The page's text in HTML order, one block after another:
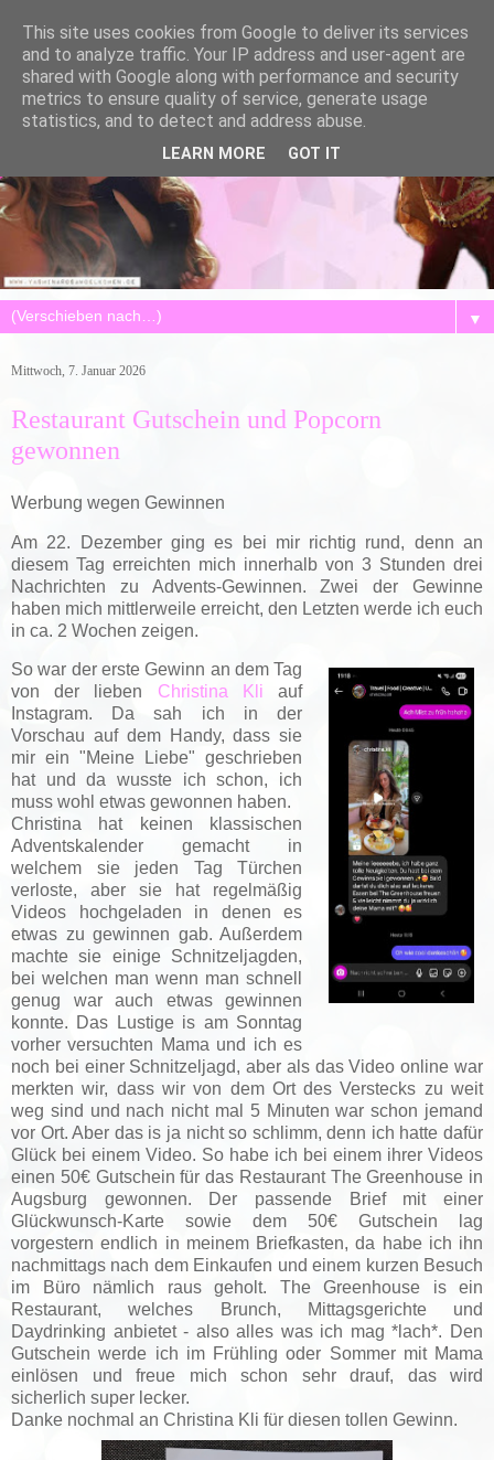
▼
Mittwoch, 7. Januar 2026
Restaurant Gutschein und Popcorn
gewonnen
Werbung wegen Gewinnen
Am 22. Dezember ging es bei mir richtig rund, denn an
diesem Tag erreichten mich innerhalb von 3 Stunden drei
Nachrichten zu Advents-Gewinnen. Zwei der Gewinne
haben mich mittlerweile erreicht, den Letzten werde ich euch
in ca. 2 Wochen zeigen.
So war der erste Gewinn an dem Tag
von der lieben Christina Kli auf
Instagram. Da sah ich in der
Vorschau auf dem Handy, dass sie
mir ein "Meine Liebe" geschrieben
hat und da wusste ich schon, ich
muss wohl etwas gewonnen haben.
Christina hat keinen klassischen
Adventskalender gemacht in
welchem sie jeden Tag Türchen
verloste, aber sie hat regelmäßig
Videos hochgeladen in denen es
etwas zu gewinnen gab. Außerdem
machte sie einige Schnitzeljagden,
bei welchen man wenn man schnell
genug war auch etwas gewinnen
konnte. Das Lustige is am Sonntag
vorher versuchten Mama und ich es
noch bei einer Schnitzeljagd, aber als das Video online war
merkten wir, dass wir von dem Ort des Verstecks zu weit
weg sind und nach nicht mal 5 Minuten war schon jemand
vor Ort. Aber das is ja nicht so schlimm, denn ich hatte dafür
Glück bei einem Video. So habe ich bei einem ihrer Videos
einen 50€ Gutschein für das Restaurant The Greenhouse in
Augsburg gewonnen. Der passende Brief mit einer
Glückwunsch-Karte sowie dem 50€ Gutschein lag
vorgestern endlich in meinem Briefkasten, da habe ich ihn
nachmittags nach dem Einkaufen und einem kurzen Besuch
im Büro nämlich raus geholt. The Greenhouse is ein
Restaurant, welches Brunch, Mittagsgerichte und
Daydrinking anbietet - also alles was ich mag *lach*. Den
Gutschein werde ich im Frühling oder Sommer mit Mama
einlösen und freue mich schon sehr drauf, das wird
sicherlich super lecker.
Danke nochmal an Christina Kli für diesen tollen Gewinn.
This site uses cookies from Google to deliver its services
and to analyze traffic. Your IP address and user-agent are
shared with Google along with performance and security
metrics to ensure quality of service, generate usage
statistics, and to detect and address abuse.
LEARN MORE GOT IT